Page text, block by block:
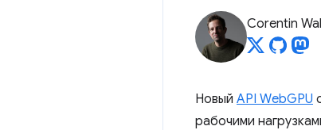
Corentin
Новый API WebGPU
рабочими